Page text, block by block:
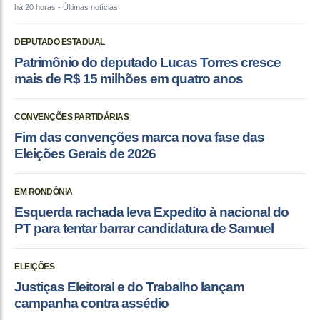
há 20 horas - Últimas notícias
DEPUTADO ESTADUAL
Patrimônio do deputado Lucas Torres cresce
mais de R$ 15 milhões em quatro anos
CONVENÇÕES PARTIDÁRIAS
Fim das convenções marca nova fase das
Eleições Gerais de 2026
EM RONDÔNIA
Esquerda rachada leva Expedito à nacional do
PT para tentar barrar candidatura de Samuel
ELEIÇÕES
Justiças Eleitoral e do Trabalho lançam
campanha contra assédio